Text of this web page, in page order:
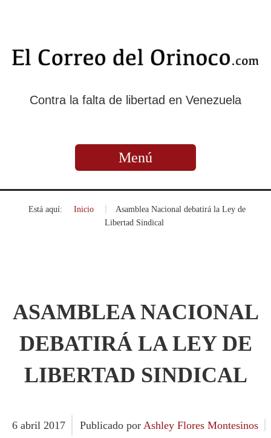
Contra la falta de libertad en Venezuela
Menú
Está aquí: Inicio
Asamblea Nacional debatirá la Ley de
Libertad Sindical
ASAMBLEA NACIONAL
DEBATIRÁ LA LEY DE
LIBERTAD SINDICAL
6 abril 2017 Publicado por Ashley Flores Montesinos